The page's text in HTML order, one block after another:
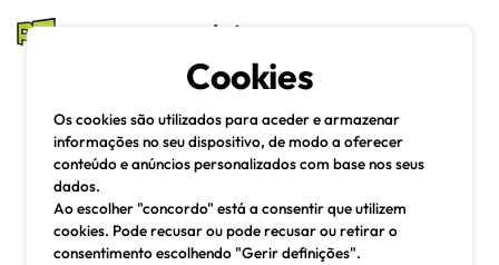
mesas e cadeiras
Pesquisa
Cookies
Os cookies são utilizados para aceder e armazenar
informações no seu dispositivo, de modo a oferecer
conteúdo e anúncios personalizados com base nos seus
dados.
Ao escolher "concordo" está a consentir que utilizem
cookies. Pode recusar ou pode recusar ou retirar o
consentimento escolhendo "Gerir definições".